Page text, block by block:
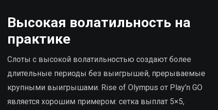
Высокая волатильность на
практике
Слоты с высокой волатильностью создают более
длительные периоды без выигрышей, прерываемые
крупными выигрышами. Rise of Olympus от Play’n GO
является хорошим примером: сетка выплат 5×5,